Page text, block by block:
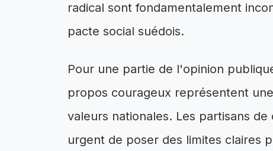
radical sont fondamentalement
pacte social suédois.
Pour une partie de l'opinion
propos courageux représentent
valeurs nationales. Les partisans
urgent de poser des limites claires